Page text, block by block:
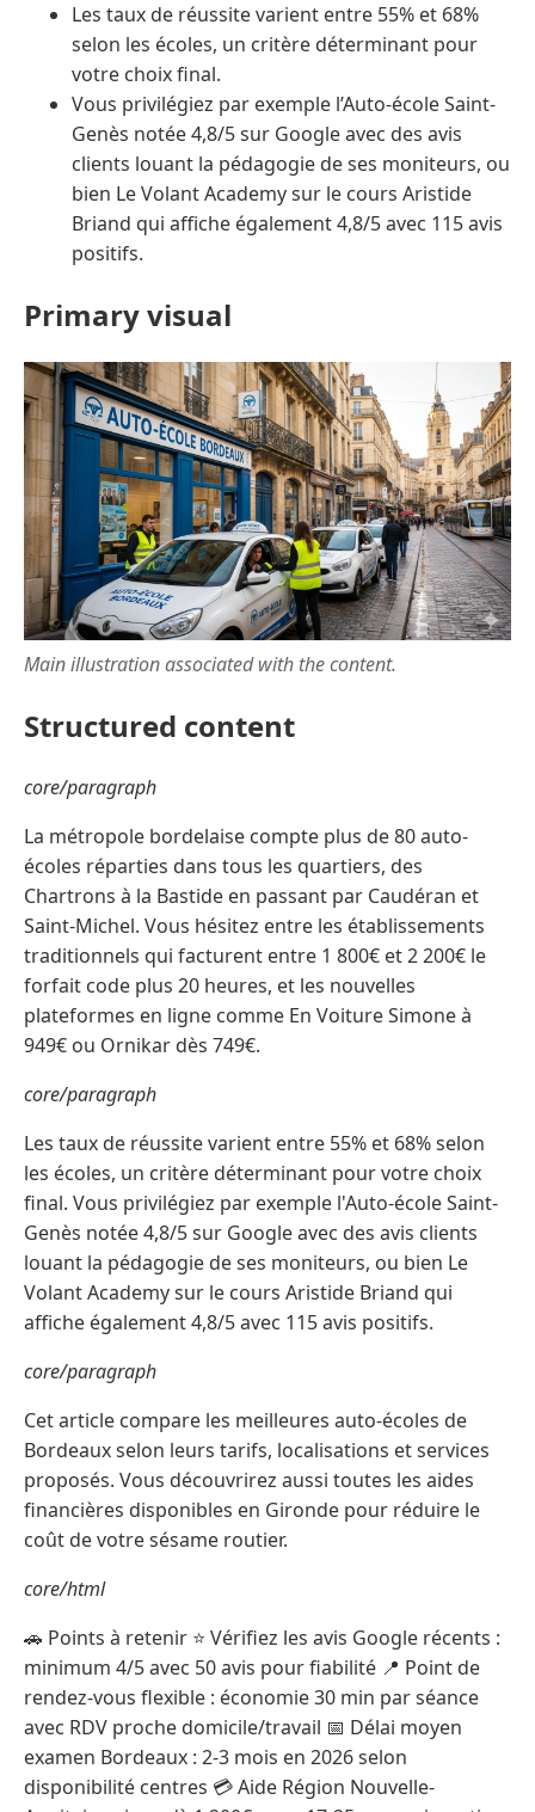
Les taux de réussite varient entre 55% et 68%
selon les écoles, un critère déterminant pour
votre choix final.
Vous privilégiez par exemple l’Auto-école Saint-
Genès notée 4,8/5 sur Google avec des avis
clients louant la pédagogie de ses moniteurs, ou
bien Le Volant Academy sur le cours Aristide
Briand qui affiche également 4,8/5 avec 115 avis
positifs.
Primary visual
Main illustration associated with the content.
Structured content
core/paragraph
La métropole bordelaise compte plus de 80 auto-
écoles réparties dans tous les quartiers, des
Chartrons à la Bastide en passant par Caudéran et
Saint-Michel. Vous hésitez entre les établissements
traditionnels qui facturent entre 1 800€ et 2 200€ le
forfait code plus 20 heures, et les nouvelles
plateformes en ligne comme En Voiture Simone à
949€ ou Ornikar dès 749€.
core/paragraph
Les taux de réussite varient entre 55% et 68% selon
les écoles, un critère déterminant pour votre choix
final. Vous privilégiez par exemple l'Auto-école Saint-
Genès notée 4,8/5 sur Google avec des avis clients
louant la pédagogie de ses moniteurs, ou bien Le
Volant Academy sur le cours Aristide Briand qui
affiche également 4,8/5 avec 115 avis positifs.
core/paragraph
Cet article compare les meilleures auto-écoles de
Bordeaux selon leurs tarifs, localisations et services
proposés. Vous découvrirez aussi toutes les aides
financières disponibles en Gironde pour réduire le
coût de votre sésame routier.
core/html
🚗 Points à retenir ⭐ Vérifiez les avis Google récents :
minimum 4/5 avec 50 avis pour fiabilité 📍 Point de
rendez-vous flexible : économie 30 min par séance
avec RDV proche domicile/travail 📅 Délai moyen
examen Bordeaux : 2-3 mois en 2026 selon
disponibilité centres 💳 Aide Région Nouvelle-